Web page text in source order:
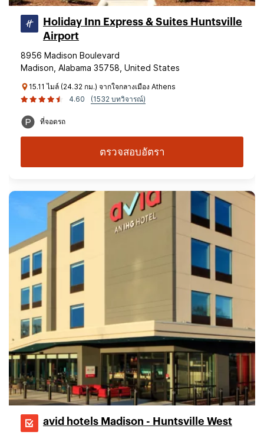
Holiday Inn Express & Suites Huntsville
Airport
8956 Madison Boulevard
Madison, Alabama 35758, United States
15.11 ไมล์ (24.32 กม.) จากใจกลางเมือง Athens
4.60
(1532 บทวิจารณ์)
ที่จอดรถ
ตรวจสอบอัตรา
avid hotels Madison - Huntsville West